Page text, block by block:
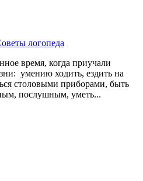
логопеда
время, когда приучали
умению ходить, ездить на
столовыми приборами, быть
послушным, уметь...